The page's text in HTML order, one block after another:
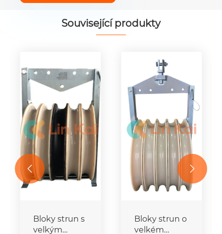
Související produkty
Bloky strun s
velkým
Bloky strun o
velkém
 